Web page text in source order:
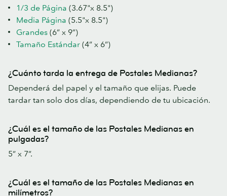
1/3 de Página (3.67"x 8.5")
Media Página (5.5"x 8.5")
Grandes (6” x 9”)
Tamaño Estándar (4” x 6”)
¿Cuánto tarda la entrega de Postales Medianas?
Dependerá del papel y el tamaño que elijas. Puede
tardar tan solo dos días, dependiendo de tu ubicación.
¿Cuál es el tamaño de las Postales Medianas en
pulgadas?
5” x 7”.
¿Cuál es el tamaño de las Postales Medianas en
milímetros?